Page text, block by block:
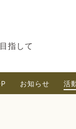
指して
お知らせ 活